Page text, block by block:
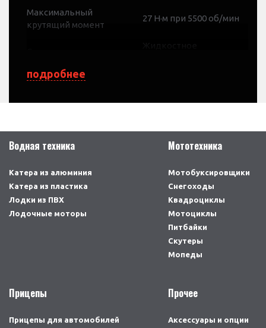
Максимальный
крутящий момент
27 Н·м при 5500 об/мин
Степень сжатия
впрыск топлива)
Трансмиссия CVT, L-H-N-R
Независимая,
двойные А-образные
рычаги
Задняя подвеска
регулируемой
центральной
подробнее
Водная техника
Катера из алюминия
Катера из пластика
Лодки из ПВХ
Лодочные моторы
Мототехника
Мотобуксировщики
Снегоходы
Квадроциклы
Мотоциклы
Питбайки
Скутеры
Мопеды
Прицепы
Прицепы для автомобилей
Прочее
Аксессуары и опции